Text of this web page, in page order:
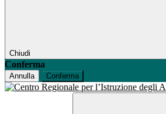
Chiudi
Conferma
Annulla Conferma